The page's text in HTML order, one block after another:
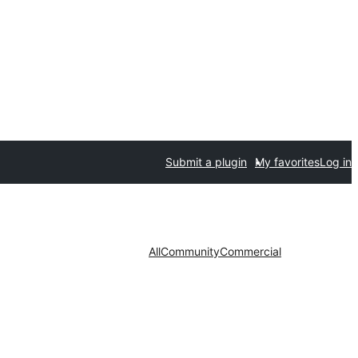
Submit a plugin My favoritesLog in
AllCommunityCommercial